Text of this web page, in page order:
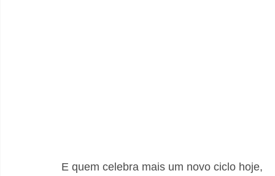
E quem celebra mais um novo ciclo hoje,